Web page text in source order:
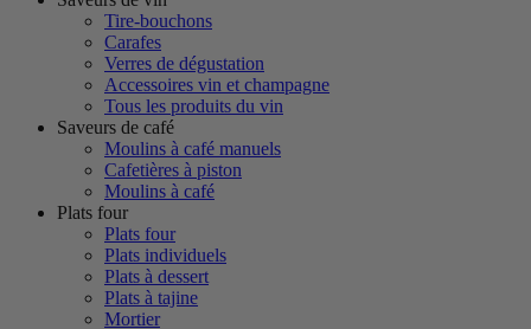
Tire-bouchons
Carafes
Verres de dégustation
Accessoires vin et champagne
Tous les produits du vin
Saveurs de café
Moulins à café manuels
Cafetières à piston
Moulins à café
Plats four
Plats four
Plats individuels
Plats à dessert
Plats à tajine
Mortier